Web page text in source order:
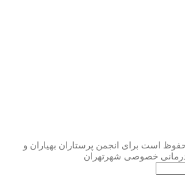
است برای انجمن پرستاران بهیاران و
خصوصی شهرتهران